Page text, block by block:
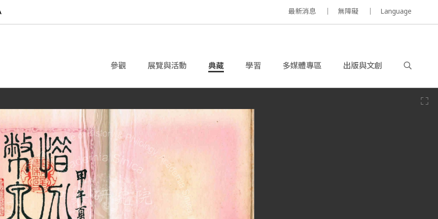
最新消息 無障礙 Language
參觀 展覽與活動 典藏 學習 多媒體專區 出版與文創